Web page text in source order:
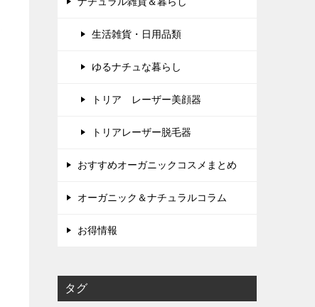
生活雑貨・日用品類
ゆるナチュな暮らし
トリア レーザー美顔器
トリアレーザー脱毛器
おすすめオーガニックコスメまとめ
オーガニック＆ナチュラルコラム
お得情報
タグ